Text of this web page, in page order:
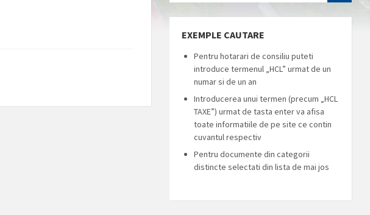
EXEMPLE CAUTARE
Pentru hotarari de consiliu puteti
introduce termenul „HCL” urmat de un
numar si de un an
Introducerea unui termen (precum „HCL
TAXE”) urmat de tasta enter va afisa
toate informatiile de pe site ce contin
cuvantul respectiv
Pentru documente din categorii
distincte selectati din lista de mai jos